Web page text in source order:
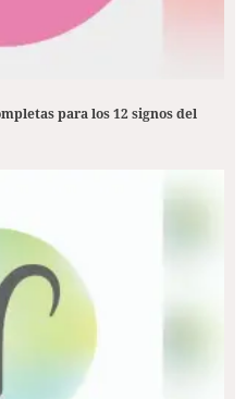
para los 12 signos del